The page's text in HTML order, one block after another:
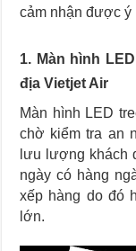
cảm nhận được ý
1. Màn hình
địa Vietjet Air
Màn hình LED
chờ kiểm tra an
lưu lượng khách
ngày có hàng
xếp hàng do đó
lớn.